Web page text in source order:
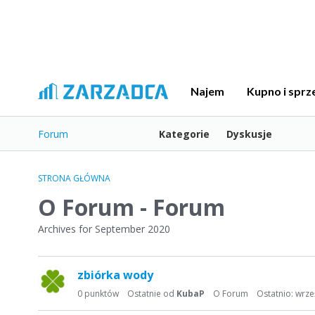
Najem Kupno i
Forum Kategorie Dyskusje
STRONA GŁÓWNA
O Forum - Forum
Archives for September 2020
t
zbiórka wody
0 punktów Ostatnie od KubaP Ostatnio:
O Forum